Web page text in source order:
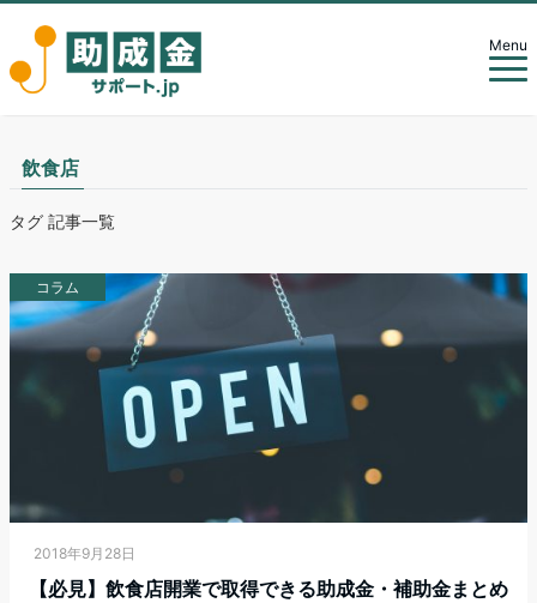
Menu
飲食店
タグ 記事一覧
コラム
2018年9月28日
【必見】飲食店開業で取得できる助成金・補助金まとめ